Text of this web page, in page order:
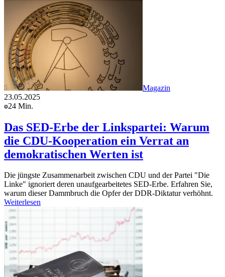
Magazin
23.05.2025
24 Min.
Das SED-Erbe der Linkspartei: Warum
die CDU-Kooperation ein Verrat an
demokratischen Werten ist
Die jüngste Zusammenarbeit zwischen CDU und der Partei "Die
Linke" ignoriert deren unaufgearbeitetes SED-Erbe. Erfahren Sie,
warum dieser Dammbruch die Opfer der DDR-Diktatur verhöhnt.
Weiterlesen